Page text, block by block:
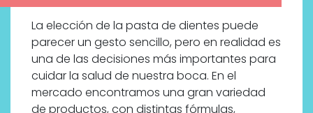
La elección de la pasta de dientes puede
parecer un gesto sencillo, pero en realidad es
una de las decisiones más importantes para
cuidar la salud de nuestra boca. En el
mercado encontramos una gran variedad
de productos, con distintas fórmulas,